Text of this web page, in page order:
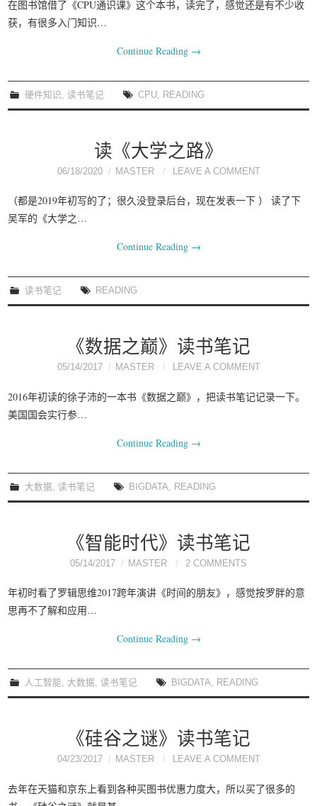
在图书馆借了《CPU通识课》这个本书，读完了，感觉还是有不少收
获，有很多入门知识…
Continue Reading →
硬件知识 ,读书笔记 CPU READING
读《大学之路》
06/18/2020 MASTER LEAVE A COMMENT
（都是2019年初写的了；很久没登录后台，现在发表一下 ） 读了下
吴军的《大学之…
Continue Reading →
读书笔记 READING
《数据之巅》读书笔记
05/14/2017 MASTER LEAVE A COMMENT
2016年初读的徐子沛的一本书《数据之巅》，把读书笔记记录一下。
美国国会实行参…
Continue Reading →
大数据 ,读书笔记 BIGDATA READING
《智能时代》读书笔记
05/14/2017 MASTER 2 COMMENTS
年初时看了罗辑思维2017跨年演讲《时间的朋友》，感觉按罗胖的意
思再不了解和应用…
Continue Reading →
人工智能, 大数据,读书笔记 BIGDATA, READING
《硅谷之谜》读书笔记
04/23/2017 MASTER LEAVE A COMMENT
去年在天猫和京东上看到各种买图书优惠力度大，所以买了很多的